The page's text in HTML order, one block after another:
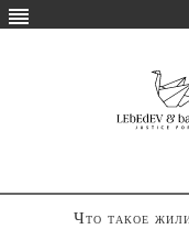
Что такое